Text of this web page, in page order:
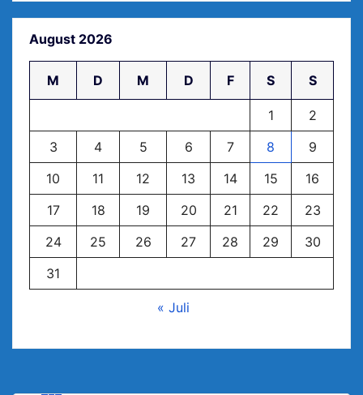
August 2026
M D M D F S S
1
2
3
4 5 6 7 8
9
10
11 12 13 14 15
16
17
18 19 20 21 22
23
24
25 26 27 28 29
30
31
« Juli